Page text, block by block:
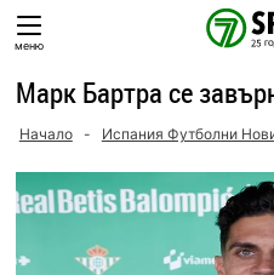
Skip
toменю
Марк Бартра се
Начало - Испания Футболни